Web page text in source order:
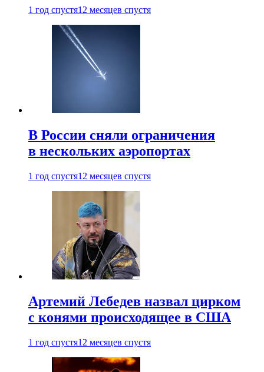
1 год спустя12 месяцев спустя
В России сняли ограничения
в нескольких аэропортах
1 год спустя12 месяцев спустя
Артемий Лебедев назвал цирком
с конями происходящее в США
1 год спустя12 месяцев спустя